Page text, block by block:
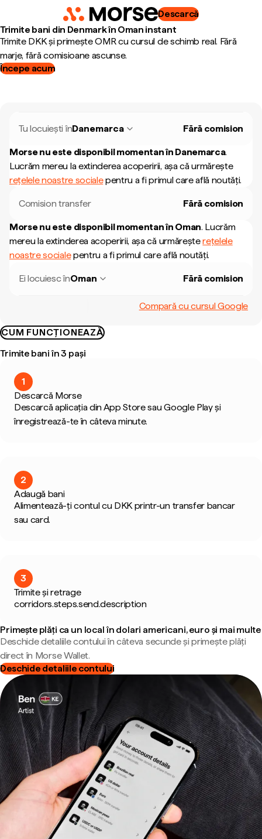
Descarcă
Trimite bani din Denmark în Oman instant
Trimite DKK și primește OMR cu cursul de schimb real. Fără
marje, fără comisioane ascunse.
Începe acum
Tu locuiești înDanemarca Fără comision
Morse nu este disponibil momentan în Danemarca.
Lucrăm mereu la extinderea acoperirii, așa că urmărește
rețelele noastre socialepentru a fi primul care află noutăți.
Comision transfer Fără comision
Morse nu este disponibil momentan în Oman. Lucrăm
mereu la extinderea acoperirii, așa că urmăreșterețelele
noastre socialepentru a fi primul care află noutăți.
Ei locuiesc înOman Fără comision
Compară cu cursul Google
CUM FUNCȚIONEAZĂ
Trimite bani în 3 pași
1
Descarcă Morse
Descarcă aplicația din App Store sau Google Play și
înregistrează-te în câteva minute.
2
Adaugă bani
Alimentează-ți contul cu DKK printr-un transfer bancar
sau card.
3
Trimite și retrage
corridors.steps.send.description
Primește plăți ca un local în dolari americani, euro și mai multe
Deschide detaliile contului în câteva secunde și primește plăți
direct în Morse Wallet.
Deschide detaliile contului